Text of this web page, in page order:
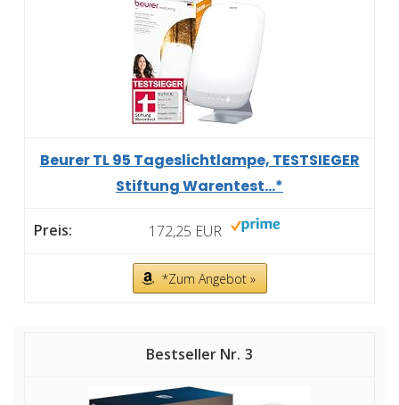
Beurer TL 95 Tageslichtlampe, TESTSIEGER
Stiftung Warentest...*
172,25 EUR
*Zum Angebot »
3